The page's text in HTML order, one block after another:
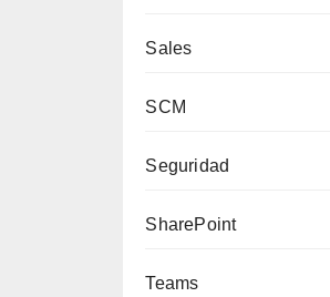
Sales
SCM
Seguridad
SharePoint
Teams